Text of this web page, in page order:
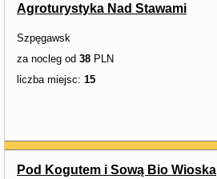
Agroturystyka Nad Stawami
Szpęgawsk
za nocleg od 38 PLN
liczba miejsc: 15
Pod Kogutem i Sową Bio Wioska